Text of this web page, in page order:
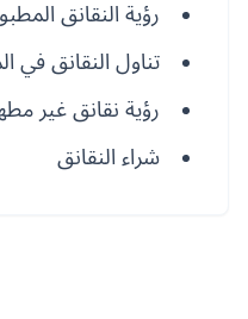
رؤية النقانق
تناول النقانق في
رؤية نقانق غير
شراء النقانق